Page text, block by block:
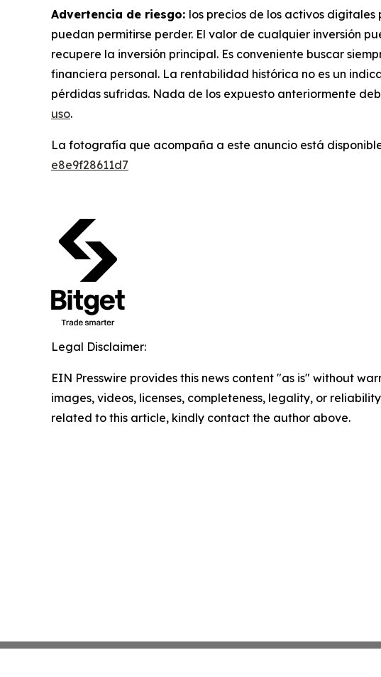
Advertencia de riesgo: los precios de los activos digitales
puedan permitirse perder. El valor de cualquier inversión
recupere la inversión principal. Es conveniente buscar
financiera personal. La rentabilidad histórica no es un
pérdidas sufridas. Nada de los expuesto anteriormente
uso.
La fotografía que acompaña a este anuncio está
e8e9f28611d7
Legal Disclaimer:
EIN Presswire provides this news content "as is" without
images, videos, licenses, completeness, legality, or
related to this article, kindly contact the author above.